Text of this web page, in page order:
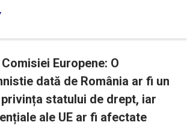
Europene: O
dată de România ar fi un
statului de drept, iar
ale UE ar fi afectate